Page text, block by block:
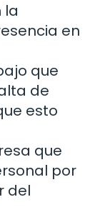
la
en
que
de
esto
que
por
del